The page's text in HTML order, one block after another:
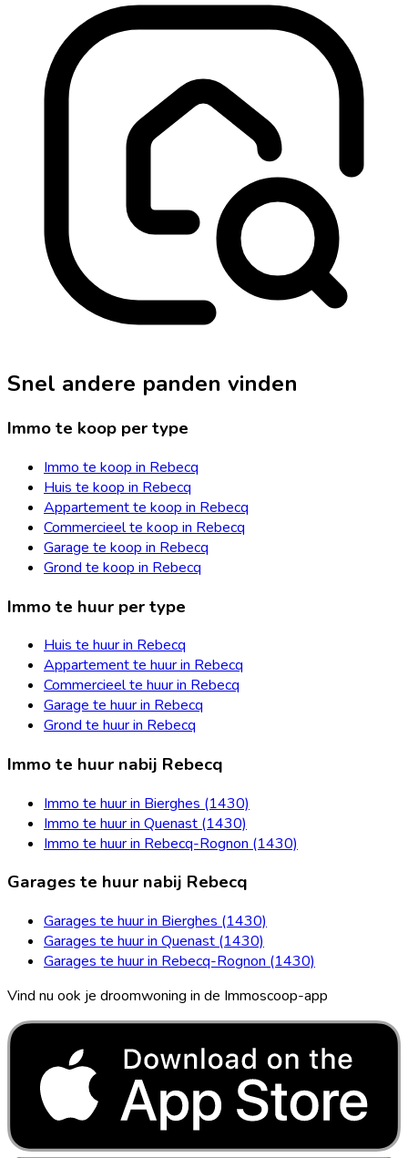
Snel andere panden vinden
Immo te koop per type
Immo te koop in Rebecq
Huis te koop in Rebecq
Appartement te koop in Rebecq
Commercieel te koop in Rebecq
Garage te koop in Rebecq
Grond te koop in Rebecq
Immo te huur per type
Huis te huur in Rebecq
Appartement te huur in Rebecq
Commercieel te huur in Rebecq
Garage te huur in Rebecq
Grond te huur in Rebecq
Immo te huur nabij Rebecq
Immo te huur in Bierghes (1430)
Immo te huur in Quenast (1430)
Immo te huur in Rebecq-Rognon (1430)
Garages te huur nabij Rebecq
Garages te huur in Bierghes (1430)
Garages te huur in Quenast (1430)
Garages te huur in Rebecq-Rognon (1430)
Vind nu ook je droomwoning in de Immoscoop-app